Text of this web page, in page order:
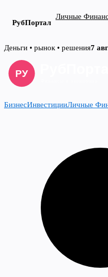
РубПортал
Личные
Skip
content
Деньги • рынок • решения7
БизнесИнвестицииЛичные